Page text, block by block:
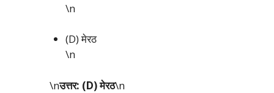
\n
(D) मेरठ
\n
\nउत्तर: (D) मेरठ\n